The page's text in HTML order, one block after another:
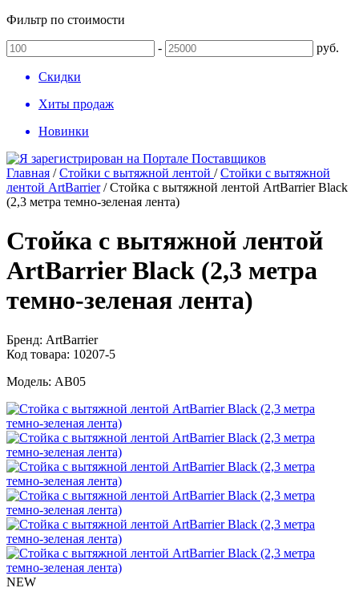
Фильтр по стоимости
- руб.
Скидки
Хиты продаж
Новинки
Главная /Стойки с вытяжной лентой /Стойки с вытяжной
лентой ArtBarrier/Стойка с вытяжной лентой ArtBarrier Black
(2,3 метра темно-зеленая лента)
Стойка с вытяжной лентой
ArtBarrier Black (2,3 метра
темно-зеленая лента)
Бренд: ArtBarrier
Код товара: 10207-5
Модель: AB05
NEW